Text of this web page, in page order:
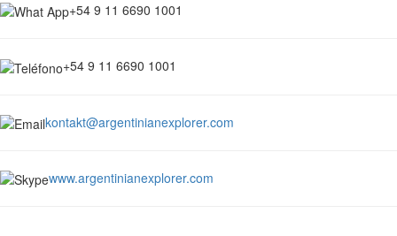
+54 9 11 6690 1001
+54 9 11 6690 1001
kontakt@argentinianexplorer.com
www.argentinianexplorer.com